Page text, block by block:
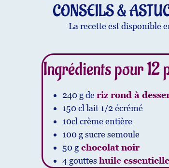
CONSEILS &
La recette est disponible
Ingrédients pour 12
240 g deriz rond à
150 cl lait 1/2 écrémé
10cl crème entière
100 g sucre semoule
50 g chocolat noir
4 goutteshuile